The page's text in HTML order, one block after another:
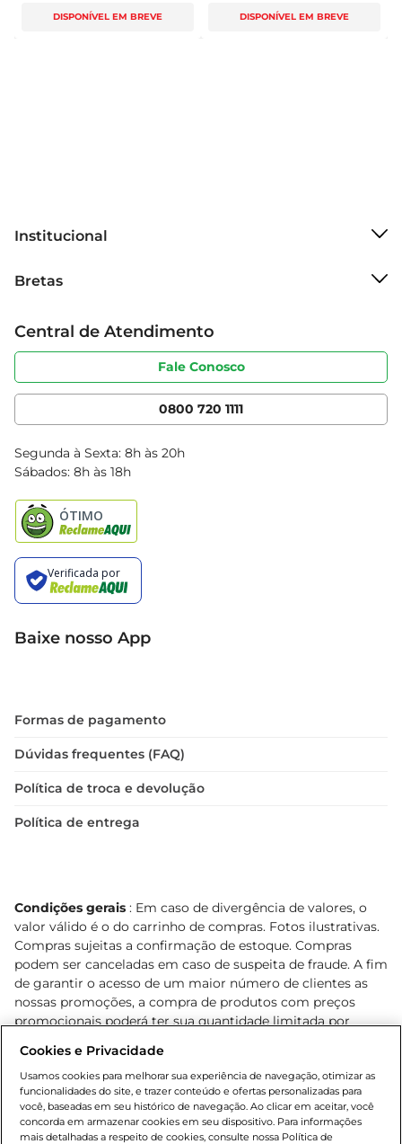
DISPONÍVEL EM BREVE DISPONÍVEL EM BREVE
Institucional
Grupo Cencosud
Sobre privacidade
Portal do fornecedor
Cencosud Media
Bretas
Produtos Bretas
Código de ética
Serviços
Clube Bretas
Blog Bretas
Black Friday
Central de Atendimento
Fale Conosco
0800 720 1111
Segunda à Sexta: 8h às 20h
Sábados: 8h às 18h
Baixe nosso App
Formas de pagamento
Dúvidas frequentes (FAQ)
Política de troca e devolução
Política de entrega
Condições gerais : Em caso de divergência de valores, o
valor válido é o do carrinho de compras. Fotos ilustrativas.
Compras sujeitas a confirmação de estoque. Compras
podem ser canceladas em caso de suspeita de fraude. A fim
de garantir o acesso de um maior número de clientes as
nossas promoções, a compra de produtos com preços
promocionais poderá ter sua quantidade limitada por
o e-commerce e válidos durante o dia de hoje, podendo
sofrer alterações sem prévia notificação. Proibida a venda
de bebidas alcoólicas para menores de 18 anos, conforme
Lei n.º 8069/90, art. 81, inciso II (Estatuto da Criança e do
Adolescente). Preços e condições exclusivos para o
Cookies e Privacidade
Usamos cookies para melhorar sua experiência de navegação, otimizar as
funcionalidades do site, e trazer conteúdo e ofertas personalizadas para
você, baseadas em seu histórico de navegação. Ao clicar em aceitar, você
concorda em armazenar cookies em seu dispositivo. Para informações
mais detalhadas a respeito de cookies, consulte nossa Política de